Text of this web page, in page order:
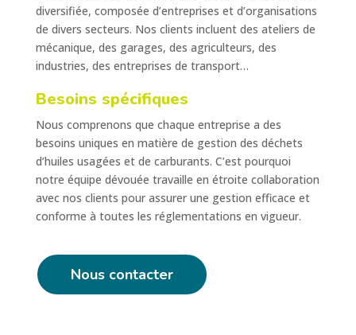
diversifiée, composée d’entreprises et d’organisations
de divers secteurs. Nos clients incluent des ateliers de
mécanique, des garages, des agriculteurs, des
industries, des entreprises de transport…
Besoins spécifiques
Nous comprenons que chaque entreprise a des
besoins uniques en matière de gestion des déchets
d’huiles usagées et de carburants. C’est pourquoi
notre équipe dévouée travaille en étroite collaboration
avec nos clients pour assurer une gestion efficace et
conforme à toutes les réglementations en vigueur.
Nous contacter